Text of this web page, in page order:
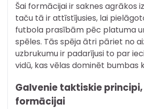
Šai formācijai ir saknes agrākos
taču tā ir attīstījusies, lai
futbola prasībām pēc platuma
spēles. Tās spēja ātri pāriet no
uzbrukumu ir padarījusi to par
vidū, kas vēlas dominēt bumbas
Galvenie taktiskie
formācijai